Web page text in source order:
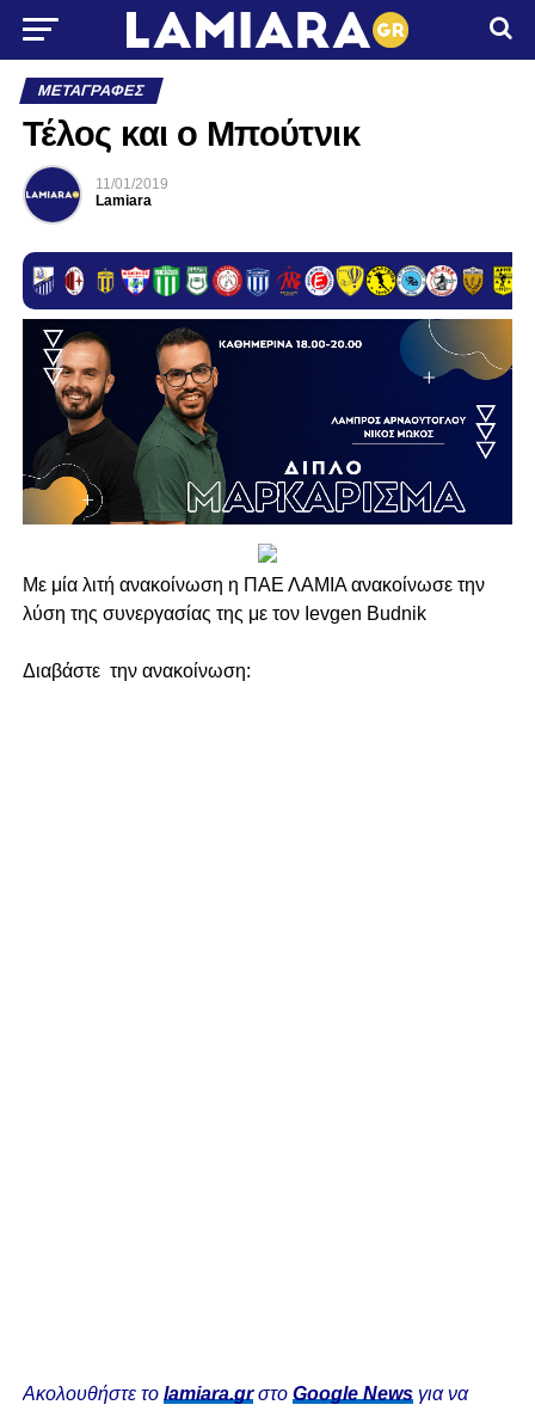
ΜΕΤΑΓΡΑΦΈΣ
Τέλος και ο Μπούτνικ
11/01/2019
Lamiara
Με μία λιτή ανακοίνωση η ΠΑΕ ΛΑΜΙΑ ανακοίνωσε την
λύση της συνεργασίας της με τον Ievgen Budnik
Διαβάστε την ανακοίνωση:
Ακολουθήστε το lamiara.grστο Google Newsγια να